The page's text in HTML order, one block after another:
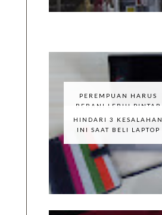
PEREMPUAN HARUS
BERANI LEBIH PINTAR
HINDARI 3 KESALAHAN
INI SAAT BELI LAPTOP